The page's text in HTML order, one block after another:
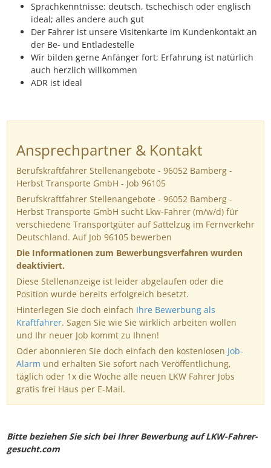
Sprachkenntnisse: deutsch, tschechisch oder englisch
ideal; alles andere auch gut
Der Fahrer ist unsere Visitenkarte im Kundenkontakt an
der Be- und Entladestelle
Wir bilden gerne Anfänger fort; Erfahrung ist natürlich
auch herzlich willkommen
ADR ist ideal
Ansprechpartner & Kontakt
Berufskraftfahrer Stellenangebote - 96052 Bamberg -
Herbst Transporte GmbH - Job 96105
Berufskraftfahrer Stellenangebote - 96052 Bamberg -
Herbst Transporte GmbH sucht Lkw-Fahrer (m/w/d) für
verschiedene Transportgüter auf Sattelzug im Fernverkehr
Deutschland. Auf Job 96105 bewerben
Die Informationen zum Bewerbungsverfahren wurden
deaktiviert.
Diese Stellenanzeige ist leider abgelaufen oder die
Position wurde bereits erfolgreich besetzt.
Hinterlegen Sie doch einfach Ihre Bewerbung als
Kraftfahrer. Sagen Sie wie Sie wirklich arbeiten wollen
und Ihr neuer Job kommt zu Ihnen!
Oder abonnieren Sie doch einfach den kostenlosen Job-
Alarm und erhalten Sie sofort nach Veröffentlichung,
täglich oder 1x die Woche alle neuen LKW Fahrer Jobs
gratis frei Haus per E-Mail.
Bitte beziehen Sie sich bei Ihrer Bewerbung auf LKW-Fahrer-
gesucht.com